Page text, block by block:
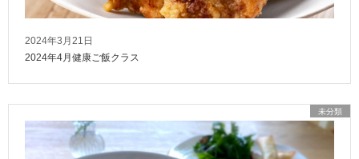
2024年3月21日
2024年4月健康ご飯クラス
未分類